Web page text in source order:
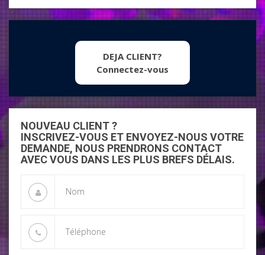
DEJA CLIENT?
Connectez-vous
NOUVEAU CLIENT ?
INSCRIVEZ-VOUS ET ENVOYEZ-NOUS VOTRE
DEMANDE, NOUS PRENDRONS CONTACT
AVEC VOUS DANS LES PLUS BREFS DÉLAIS.